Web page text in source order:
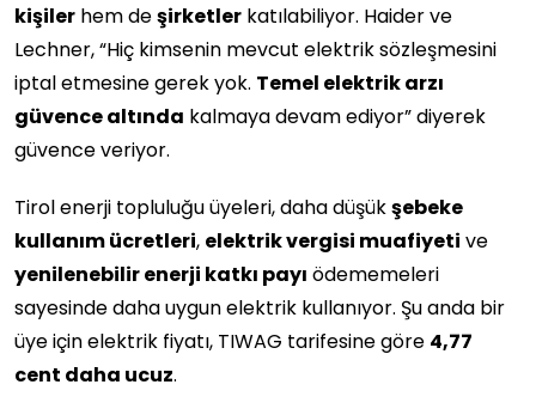
kişiler hem deşirketler katılabiliyor. Haider ve
Lechner, “Hiç kimsenin mevcut elektrik sözleşmesini
iptal etmesine gerek yok. Temel elektrik arzı
güvence altında kalmaya devam ediyor” diyerek
güvence veriyor.
Tirol enerji topluluğu üyeleri, daha düşükşebeke
kullanım ücretleri, elektrik vergisi muafiyeti ve
yenilenebilir enerji katkı payı ödememeleri
sayesinde daha uygun elektrik kullanıyor. Şu anda bir
üye için elektrik fiyatı, TIWAG tarifesine göre 4,77
cent daha ucuz.